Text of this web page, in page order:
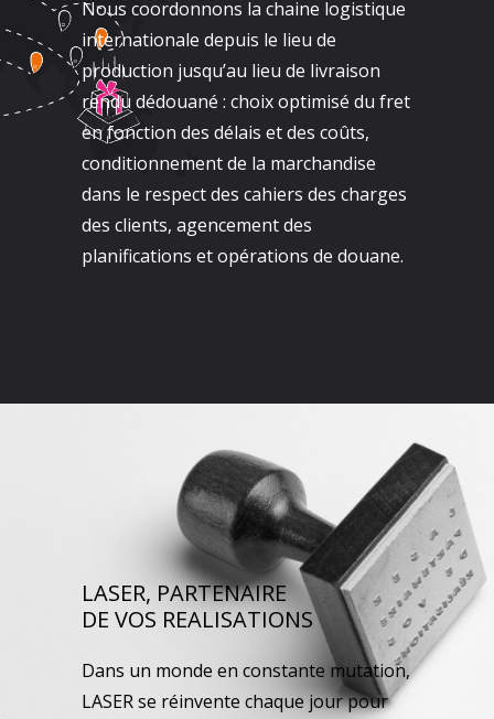
Nous coordonnons la chaine logistique
internationale depuis le lieu de
production jusqu’au lieu de livraison
rendu dédouané : choix optimisé du fret
en fonction des délais et des coûts,
conditionnement de la marchandise
dans le respect des cahiers des charges
des clients, agencement des
planifications et opérations de douane.
LASER, PARTENAIRE
DE VOS REALISATIONS
Dans un monde en constante mutation,
LASER se réinvente chaque jour pour